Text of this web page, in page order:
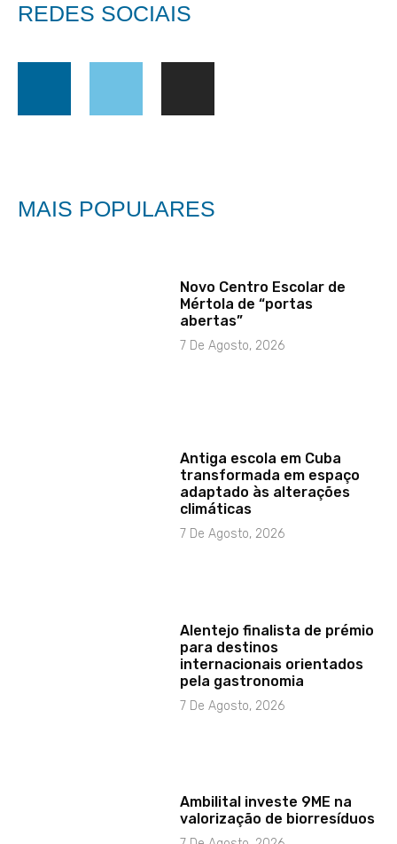
REDES SOCIAIS
MAIS POPULARES
Novo Centro Escolar de
Mértola de “portas
abertas”
7 De Agosto, 2026
Antiga escola em Cuba
transformada em espaço
adaptado às alterações
climáticas
7 De Agosto, 2026
Alentejo finalista de prémio
para destinos
internacionais orientados
pela gastronomia
7 De Agosto, 2026
Ambilital investe 9ME na
valorização de biorresíduos